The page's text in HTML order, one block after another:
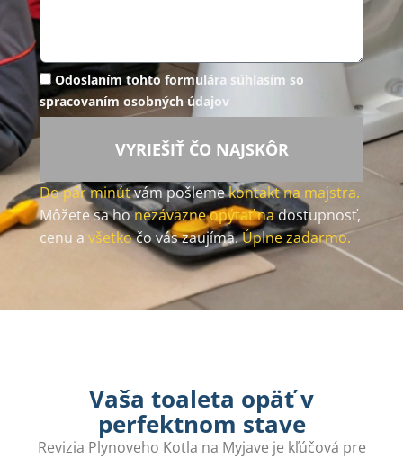
Odoslaním tohto formulára súhlasím so
spracovaním osobných údajov
VYRIEŠIŤ ČO NAJSKÔR
Do pár minútvám pošlemekontakt na majstra.
Môžete sa honezáväzne opýtať nadostupnosť,
cenu a všetkočo vás zaujíma.Úplne zadarmo.
Vaša toaleta opäť v
perfektnom stave
Revizia Plynoveho Kotla na Myjave je kľúčová pre